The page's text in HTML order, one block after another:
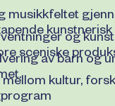
musikkfeltet
og
sceniske
av barn og
kultur,